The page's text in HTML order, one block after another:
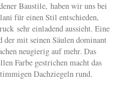
Baustile, haben wir uns bei
für einen Stil entschieden,
sehr einladend aussieht. Eine
mit seinen Säulen dominant
neugierig auf mehr. Das
Farbe gestrichen macht das
Dachziegeln rund.